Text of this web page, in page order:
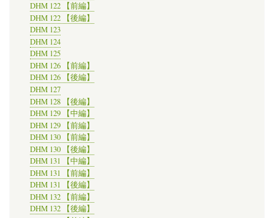
DHM 122 【前編】
DHM 122 【後編】
DHM 123
DHM 124
DHM 125
DHM 126 【前編】
DHM 126 【後編】
DHM 127
DHM 128 【後編】
DHM 129 【中編】
DHM 129 【前編】
DHM 130 【前編】
DHM 130 【後編】
DHM 131 【中編】
DHM 131 【前編】
DHM 131 【後編】
DHM 132 【前編】
DHM 132 【後編】